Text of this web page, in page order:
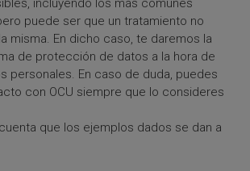
incluyendo los más comunes
puede ser que un tratamiento no
misma. En dicho caso, te daremos la
de protección de datos a la hora de
personales. En caso de duda, puedes
con OCU siempre que lo consideres
que los ejemplos dados se dan a